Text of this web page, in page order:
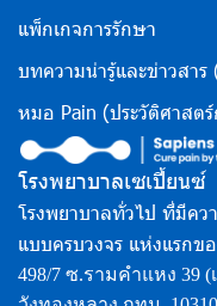
แพ็กเกจการรักษา
บทความน่ารู้และข่าวสาร
หมอ Pain (ประวัติศาสต
โรงพยาบาลเซเปี้ยนซ์
โรงพยาบาลทั่วไป ที่มีคว
แบบครบวงจร แห่งแรกข
498/7 ซ.รามคำแหง 39 (